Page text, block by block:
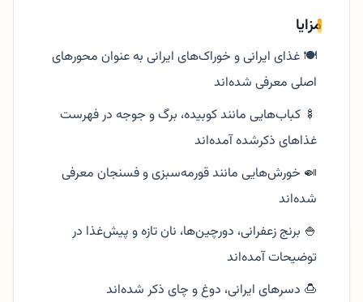
مزایا
🍽️ غذای ایرانی و خوراک‌های ایرانی به عنوان محورهای
اصلی معرفی شده‌اند
🍢 کباب‌هایی مانند کوبیده، برگ و جوجه در فهرست
غذاهای ذکرشده آمده‌اند
🍛 خورش‌هایی مانند قورمه‌سبزی و فسنجان معرفی
شده‌اند
🍚 برنج زعفرانی، دورچین‌ها، نان تازه و پیش‌غذا در
توضیحات آمده‌اند
🍮 دسرهای ایرانی، دوغ و چای ذکر شده‌اند